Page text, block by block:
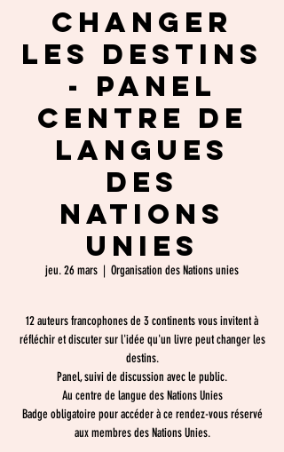
changer
les destins
- Panel
Centre de
langues
des
Nations
Unies
jeu. 26 mars
  |
Organisation des Nations unies
12 auteurs francophones de 3 continents vous invitent à
réfléchir et discuter sur l'idée qu'un livre peut changer les
destins.
Panel, suivi de discussion avec le public.
Au centre de langue des Nations Unies
Badge obligatoire pour accéder à ce rendez-vous réservé
aux membres des Nations Unies.